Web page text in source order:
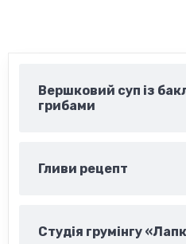
Вершковий суп із
грибами
Гливи рецепт
Студія грумінгу